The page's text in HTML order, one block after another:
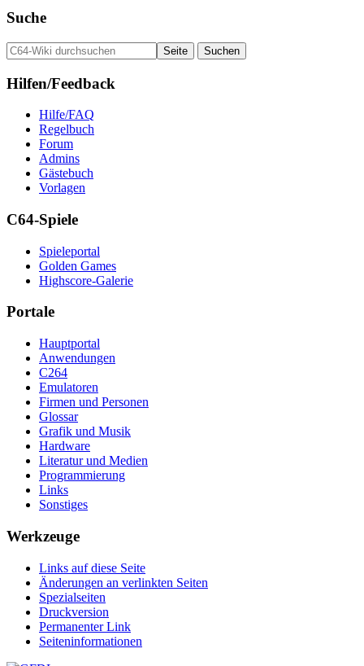
Suche
Hilfen/Feedback
Hilfe/FAQ
Regelbuch
Forum
Admins
Gästebuch
Vorlagen
C64-Spiele
Spieleportal
Golden Games
Highscore-Galerie
Portale
Hauptportal
Anwendungen
C264
Emulatoren
Firmen und Personen
Glossar
Grafik und Musik
Hardware
Literatur und Medien
Programmierung
Links
Sonstiges
Werkzeuge
Links auf diese Seite
Änderungen an verlinkten Seiten
Spezialseiten
Druckversion
Permanenter Link
Seiten­­informationen